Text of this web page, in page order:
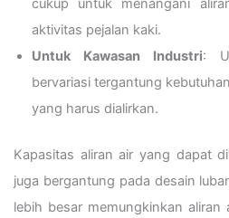
cukup untuk menangani
aktivitas pejalan kaki.
Untuk Kawasan Industri:
bervariasi tergantung
yang harus dialirkan.
Kapasitas aliran air yang dapat
juga bergantung pada desain
lebih besar memungkinkan aliran